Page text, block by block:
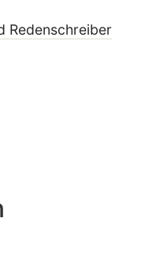
Reden­schreiber